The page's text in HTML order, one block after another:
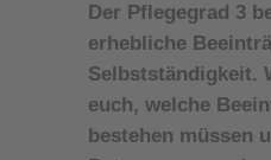
Der Pflegegrad 3
erhebliche
Selbstständigkeit.
euch, welche
bestehen müssen